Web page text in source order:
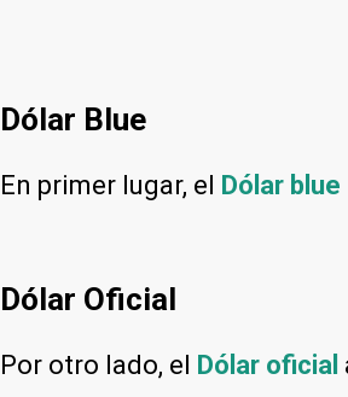
Dólar Blue
En primer lugar, el Dólar blue
Dólar Oficial
Por otro lado, el Dólar oficial